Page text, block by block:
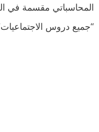
المحاسباتي مقسمة في
“جميع دروس